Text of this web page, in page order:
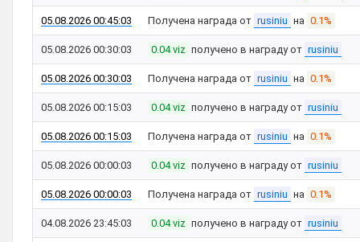
05.08.2026 00:45:03 Получена награда от rusiniu на 0.1%
05.08.2026 00:30:03 0.04 viz получено в награду от rusiniu
05.08.2026 00:30:03 Получена награда от rusiniu на 0.1%
05.08.2026 00:15:03 0.04 viz получено в награду от rusiniu
05.08.2026 00:15:03 Получена награда от rusiniu на 0.1%
05.08.2026 00:00:03 0.04 viz получено в награду от rusiniu
05.08.2026 00:00:03 Получена награда от rusiniu на 0.1%
04.08.2026 23:45:03 0.04 viz получено в награду от rusiniu